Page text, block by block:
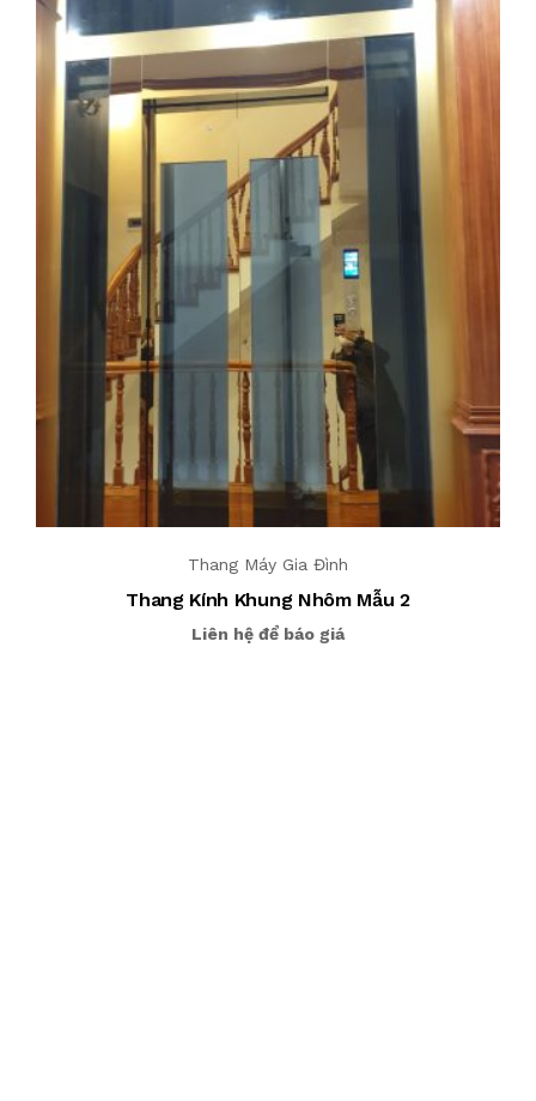
Thang Máy Gia Đình
Thang Kính Khung Nhôm Mẫu 2
Liên hệ để báo giá